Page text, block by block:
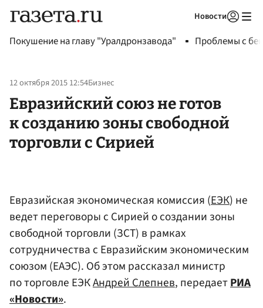
Новости
Покушение на главу "Уралдронзавода" Проблемы с
12 октября 2015 12:54Бизнес
Евразийский союз не готов
к созданию зоны свободной
торговли с Сирией
Евразийская экономическая комиссия (ЕЭК) не
ведет переговоры с Сирией о создании зоны
свободной торговли (ЗСТ) в рамках
сотрудничества с Евразийским экономическим
союзом (ЕАЭС). Об этом рассказал министр
по торговле ЕЭКАндрей Слепнев, передаетРИА
«Новости».